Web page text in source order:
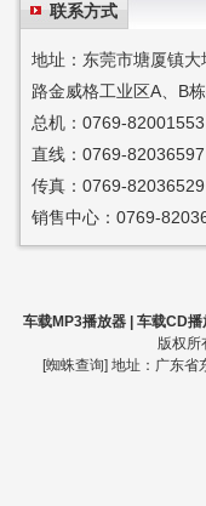
联系方式
地址：东莞市塘厦镇大
路金威格工业区A、B
总机：0769-82001553
直线：0769-82036597
传真：0769-82036529
销售中心：0769-
车载MP3播放器 | 车载CD播
版权所
[蜘蛛查询] 地址：广东省